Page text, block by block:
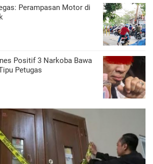
Perampasan Motor di
Positif 3 Narkoba Bawa
Petugas